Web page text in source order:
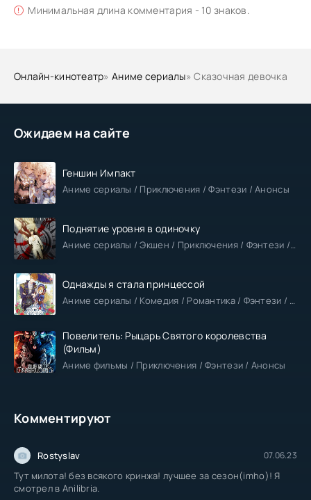
Ожидаем на сайте
Геншин Импакт
Аниме сериалы / Приключения / Фэнтези / Анонсы
Поднятие уровня в одиночку
Аниме сериалы / Экшен / Приключения / Фэнтези / Анонсы
Однажды я стала принцессой
Аниме сериалы / Комедия / Романтика / Фэнтези / Анонсы
Повелитель: Рыцарь Святого королевства
(Фильм)
Аниме фильмы / Приключения / Фэнтези / Анонсы
Комментируют
Rostyslav 07.06.23
Тут милота! без всякого кринжа! лучшее за сезон(imho)! Я
смотрел в Anilibria.
Минимальная длина комментария - 10 знаков.
Онлайн-кинотеатр»Аниме сериалы» Сказочная девочка